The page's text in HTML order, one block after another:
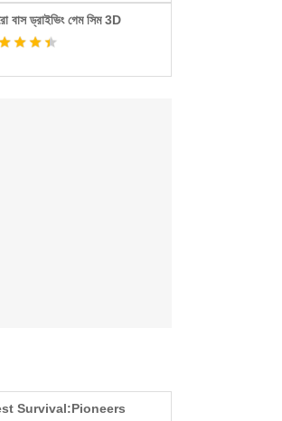
বাস ড্রাইভিং গেম সিম 3D
Survival:Pioneers